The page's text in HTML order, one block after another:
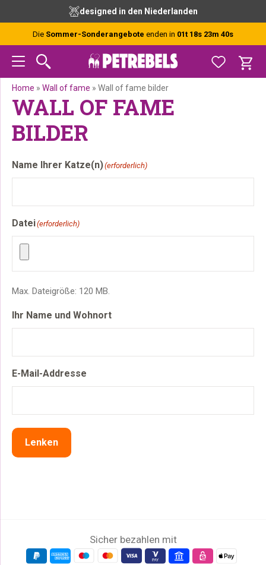
content
designed in den Niederlanden
Die Sommer-Sonderangebote enden in 01t 18s 23m 40s
Home » Wall of fame » Wall of fame bilder
WALL OF FAME
BILDER
Name Ihrer Katze(n)(erforderlich)
Datei(erforderlich)
Max. Dateigröße: 120 MB.
Ihr Name und Wohnort
E-Mail-Addresse
Lenken
Sicher bezahlen mit